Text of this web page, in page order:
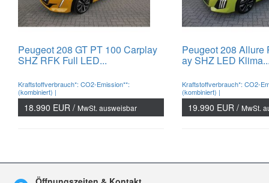
Peugeot 208 GT PT 100 Carplay
SHZ RFK Full LED...
Kraftstoffverbrauch*: CO2-Emission**:
(kombiniert) |
18.990 EUR / MwSt. ausweisbar
Peugeot 208 Allure
ay SHZ LED
Kraftstoffverbrauch*: CO2-
(kombiniert) |
19.990 EUR / MwSt.